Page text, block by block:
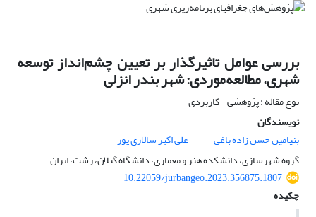
بررسی عوامل تاثیرگذار بر تعیین چشم‌انداز توسعه
شهری، مطالعه‌موردی: شهر بندر انزلی
نوع مقاله : پژوهشی - کاربردی
نویسندگان
بنیامین حسن زاده باغی
علی اکبر سالاری پور
گروه شهرسازی، دانشکده هنر و معماری، دانشگاه گیلان، رشت، ایران
10.22059/jurbangeo.2023.356875.1807
چکیده